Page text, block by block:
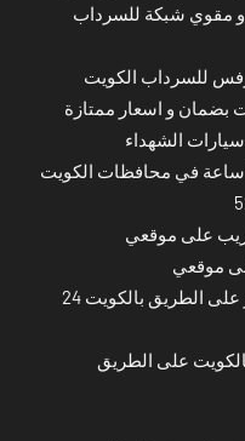
شبكة للسرداب
للسرداب الكويت
بضمان و اسعار ممتازة
الشهداء
على موقعي
موقعي
بنشر تصليح سيارات متنقل متطور على الطريق بالكويت 24
على الطريق